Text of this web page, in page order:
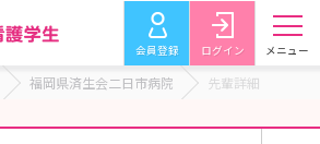
会員登録 ログイン メニュー
福岡県済生会二日市病院 先輩詳細